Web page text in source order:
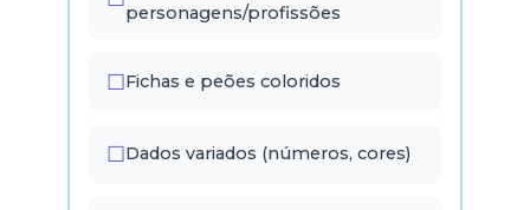
personagens/profissões
Fichas e peões coloridos
Dados variados (números, cores)